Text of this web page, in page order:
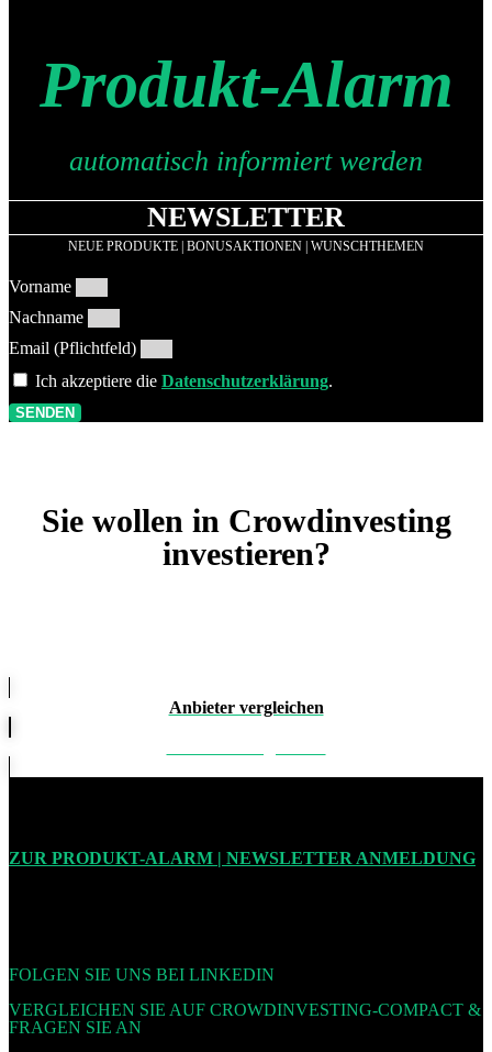
Produkt-Alarm
automatisch informiert werden
NEWSLETTER
NEUE PRODUKTE | BONUSAKTIONEN | WUNSCHTHEMEN
Vorname
Nachname
Email (Pflichtfeld)
Ich akzeptiere die Datenschutzerklärung.
SENDEN
Sie wollen in Crowdinvesting
investieren?
Anbieter vergleichen
ZUR PRODUKT-ALARM | NEWSLETTER ANMELDUNG
FOLGEN SIE UNS BEI LINKEDIN
VERGLEICHEN SIE AUF CROWDINVESTING-COMPACT &
FRAGEN SIE AN